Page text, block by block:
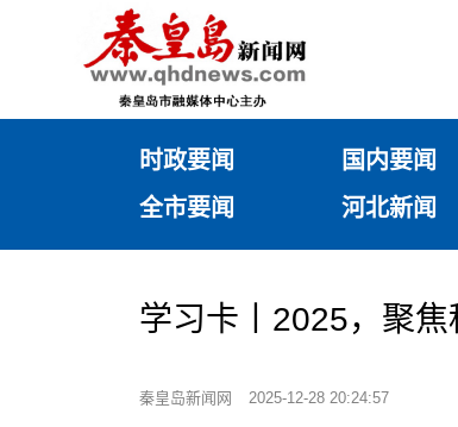
时政要闻 国内要闻
全市要闻
河北新闻
学习卡丨2025，聚焦
秦皇岛新闻网 2025-12-28 20:24:57